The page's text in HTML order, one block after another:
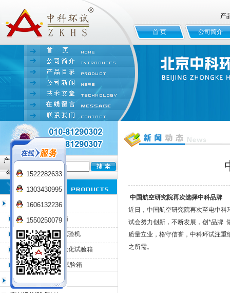
北京中科环试仪器有限公司
产
首 页 公司简介
产品
名:
臭氧老化试验箱
QL-100臭氧老化箱
QL-225臭氧老化试验机
QL-500动态臭氧老化试验箱
QL-0*型臭氧老化试验箱
低温恒温试验箱
中国航空研究院再次选择中科品牌
近日，中国航空研究院再次至电中
试会努力创新，不断发展，创*品牌
质量立业，格守信誉，中科环试注
之所需。
1522282633
1303430995
1606132236
1550250079